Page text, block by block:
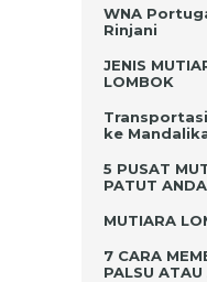
WNA
Rinjani
JENIS
LOMBOK
ke
5 PUSAT
PATUT
MUTIARA
7 CARA
PALSU ATAU